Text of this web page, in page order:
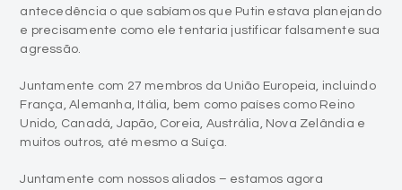
antecedência o que sabíamos que Putin estava planejando
e precisamente como ele tentaria justificar falsamente sua
agressão.
Juntamente com 27 membros da União Europeia, incluindo
França, Alemanha, Itália, bem como países como Reino
Unido, Canadá, Japão, Coreia, Austrália, Nova Zelândia e
muitos outros, até mesmo a Suíça.
Juntamente com nossos aliados – estamos agora